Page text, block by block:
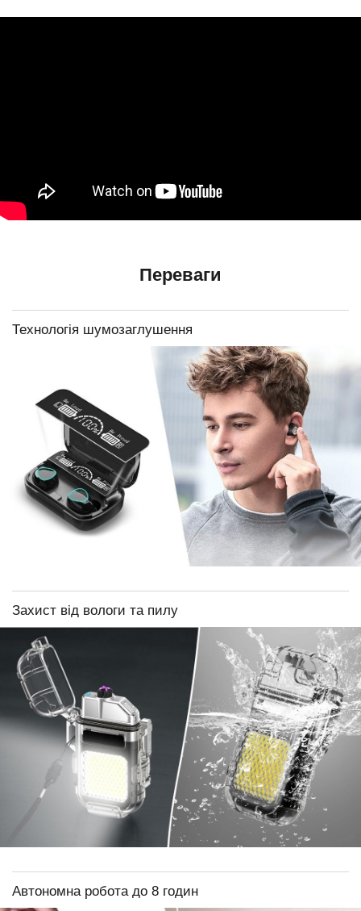
Переваги
Технологія шумозаглушення
Захист від вологи та пилу
Автономна робота до 8 годин